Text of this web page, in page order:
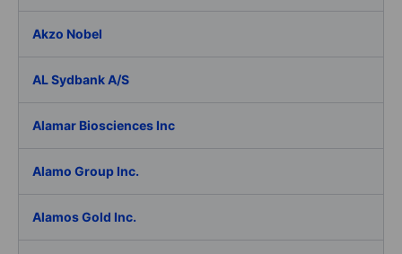
Akzo Nobel
AL Sydbank A/S
Alamar Biosciences Inc
Alamo Group Inc.
Alamos Gold Inc.